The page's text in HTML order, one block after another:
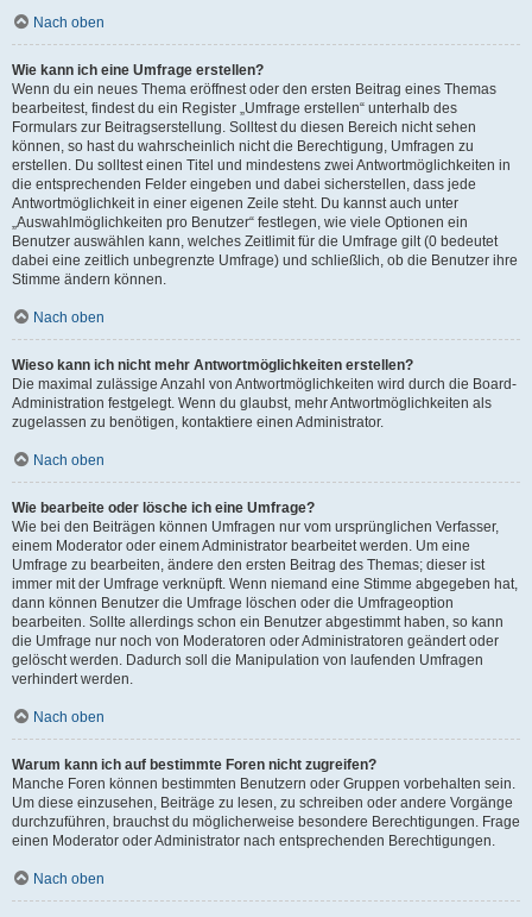
Nach oben
Wie kann ich eine Umfrage erstellen?
Wenn du ein neues Thema eröffnest oder den ersten Beitrag eines Themas
bearbeitest, findest du ein Register „Umfrage erstellen“ unterhalb des
Formulars zur Beitragserstellung. Solltest du diesen Bereich nicht sehen
können, so hast du wahrscheinlich nicht die Berechtigung, Umfragen zu
erstellen. Du solltest einen Titel und mindestens zwei Antwortmöglichkeiten in
die entsprechenden Felder eingeben und dabei sicherstellen, dass jede
Antwortmöglichkeit in einer eigenen Zeile steht. Du kannst auch unter
„Auswahlmöglichkeiten pro Benutzer“ festlegen, wie viele Optionen ein
Benutzer auswählen kann, welches Zeitlimit für die Umfrage gilt (0 bedeutet
dabei eine zeitlich unbegrenzte Umfrage) und schließlich, ob die Benutzer ihre
Stimme ändern können.
Nach oben
Wieso kann ich nicht mehr Antwortmöglichkeiten erstellen?
Die maximal zulässige Anzahl von Antwortmöglichkeiten wird durch die Board-
Administration festgelegt. Wenn du glaubst, mehr Antwortmöglichkeiten als
zugelassen zu benötigen, kontaktiere einen Administrator.
Nach oben
Wie bearbeite oder lösche ich eine Umfrage?
Wie bei den Beiträgen können Umfragen nur vom ursprünglichen Verfasser,
einem Moderator oder einem Administrator bearbeitet werden. Um eine
Umfrage zu bearbeiten, ändere den ersten Beitrag des Themas; dieser ist
immer mit der Umfrage verknüpft. Wenn niemand eine Stimme abgegeben hat,
dann können Benutzer die Umfrage löschen oder die Umfrageoption
bearbeiten. Sollte allerdings schon ein Benutzer abgestimmt haben, so kann
die Umfrage nur noch von Moderatoren oder Administratoren geändert oder
gelöscht werden. Dadurch soll die Manipulation von laufenden Umfragen
verhindert werden.
Nach oben
Warum kann ich auf bestimmte Foren nicht zugreifen?
Manche Foren können bestimmten Benutzern oder Gruppen vorbehalten sein.
Um diese einzusehen, Beiträge zu lesen, zu schreiben oder andere Vorgänge
durchzuführen, brauchst du möglicherweise besondere Berechtigungen. Frage
einen Moderator oder Administrator nach entsprechenden Berechtigungen.
Nach oben